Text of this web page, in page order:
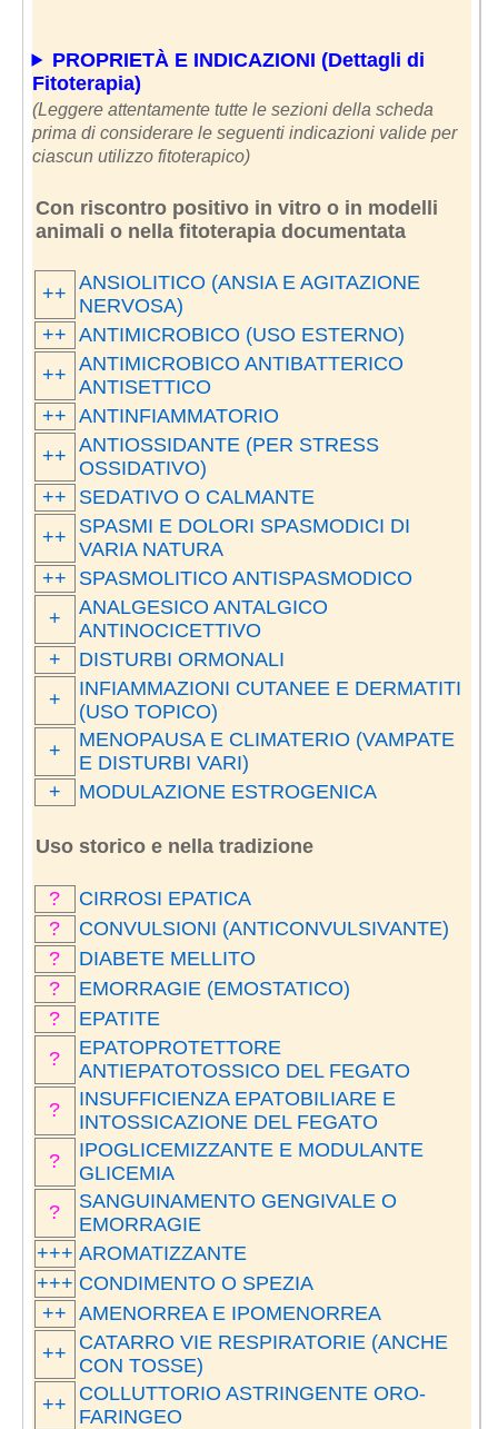
PROPRIETÀ E INDICAZIONI (Dettagli di
Fitoterapia)
(Leggere attentamente tutte le sezioni della scheda
prima di considerare le seguenti indicazioni valide per
ciascun utilizzo fitoterapico)
Con riscontro positivo in vitro o in modelli
animali o nella fitoterapia documentata
++ ANSIOLITICO (ANSIA E AGITAZIONE
NERVOSA)
++ ANTIMICROBICO (USO ESTERNO)
++ ANTIMICROBICO ANTIBATTERICO
ANTISETTICO
++ ANTINFIAMMATORIO
++ ANTIOSSIDANTE (PER STRESS
OSSIDATIVO)
++
SEDATIVO O CALMANTE
++
SPASMI E DOLORI SPASMODICI DI
VARIA NATURA
++
SPASMOLITICO ANTISPASMODICO
+
ANALGESICO ANTALGICO
ANTINOCICETTIVO
+
DISTURBI ORMONALI
+
INFIAMMAZIONI CUTANEE E DERMATITI
(USO TOPICO)
+
MENOPAUSA E CLIMATERIO (VAMPATE
E DISTURBI VARI)
+
MODULAZIONE ESTROGENICA
Uso storico e nella tradizione
?
CIRROSI EPATICA
?
CONVULSIONI (ANTICONVULSIVANTE)
?
DIABETE MELLITO
?
EMORRAGIE (EMOSTATICO)
?
EPATITE
?
EPATOPROTETTORE
ANTIEPATOTOSSICO DEL FEGATO
?
INSUFFICIENZA EPATOBILIARE E
INTOSSICAZIONE DEL FEGATO
?
IPOGLICEMIZZANTE E MODULANTE
GLICEMIA
?
SANGUINAMENTO GENGIVALE O
EMORRAGIE
+++ AROMATIZZANTE
+++ CONDIMENTO O SPEZIA
++ AMENORREA E IPOMENORREA
++
CATARRO VIE RESPIRATORIE (ANCHE
CON TOSSE)
++
COLLUTTORIO ASTRINGENTE ORO-
FARINGEO